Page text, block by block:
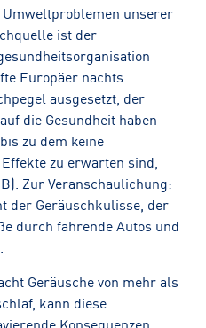
unserer
ist der
Europäer nachts
ausgesetzt, der
die Gesundheit haben
zu dem keine
zu erwarten sind,
Zur Veranschaulichung:
der Geräuschkulisse, der
durch fahrende Autos und
Geräusche von mehr als
kann diese
Konsequenzen